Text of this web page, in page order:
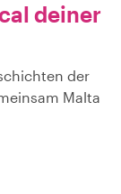
deiner
der
Malta